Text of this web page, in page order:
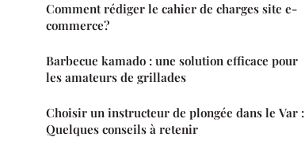
Comment rédiger le cahier de charges site e-
commerce?
Barbecue kamado : une solution efficace pour
les amateurs de grillades
Choisir un instructeur de plongée dans le Var :
Quelques conseils à retenir